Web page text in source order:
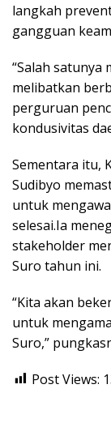
langkah
gangguan
“Salah
melibatkan
perguruan
kondusivitas
Sementara itu,
Sudibyo
untuk
selesai.Ia
stakeholder
Suro tahun ini.
“Kita akan
untuk
Suro,”
Post Views: